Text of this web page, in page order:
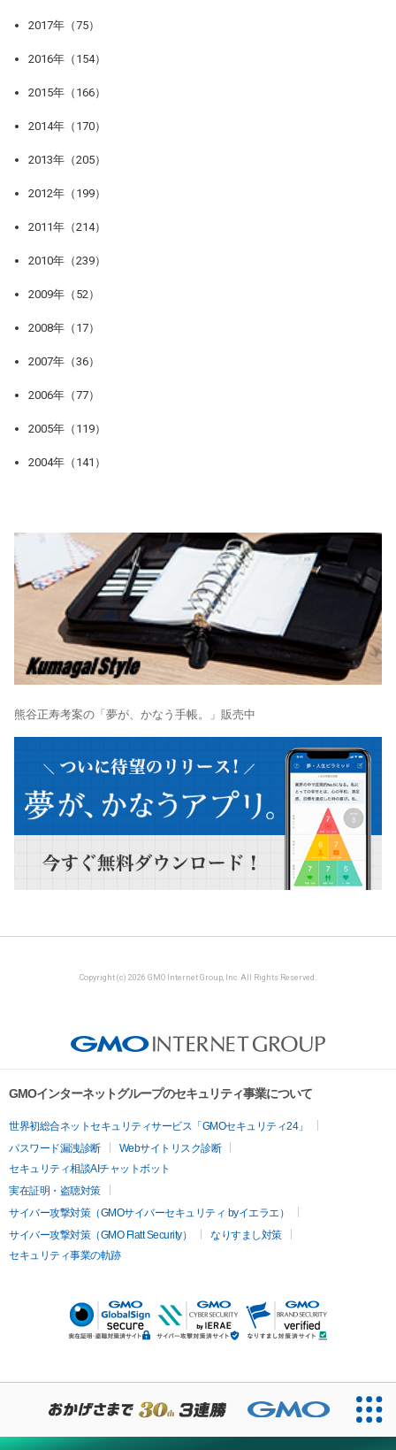
2017年（75）
2016年（154）
2015年（166）
2014年（170）
2013年（205）
2012年（199）
2011年（214）
2010年（239）
2009年（52）
2008年（17）
2007年（36）
2006年（77）
2005年（119）
2004年（141）
熊谷正寿考案の「夢が、かなう手帳。」販売中
Copyright (c) 2026 GMO Internet Group, Inc. All Rights Reserved.
GMOインターネットグループのセキュリティ事業について
世界初総合ネットセキュリティサービス「GMOセキュリティ24」
パスワード漏洩診断
Webサイトリスク診断
セキュリティ相談AIチャットボット
実在証明・盗聴対策
サイバー攻撃対策（GMOサイバーセキュリティ byイエラエ）
サイバー攻撃対策（GMO Flatt Security）
なりすまし対策
セキュリティ事業の軌跡